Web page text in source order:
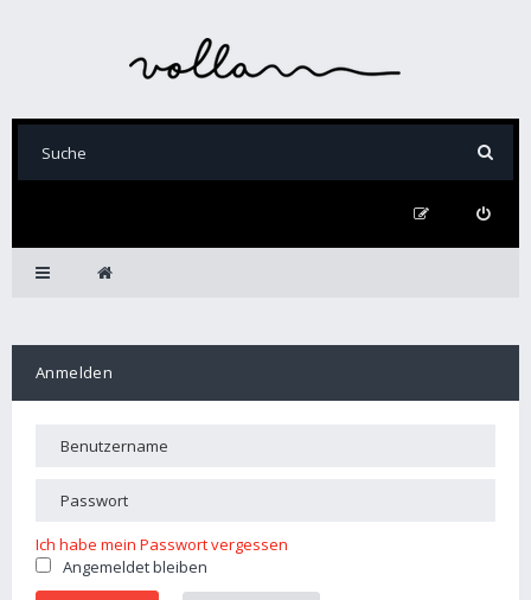
Anmelden
Ich habe mein Passwort vergessen
Angemeldet bleiben